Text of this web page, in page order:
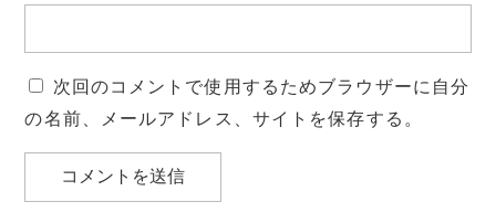
次回のコメントで使用するためブラウザーに自分
の名前、メールアドレス、サイトを保存する。